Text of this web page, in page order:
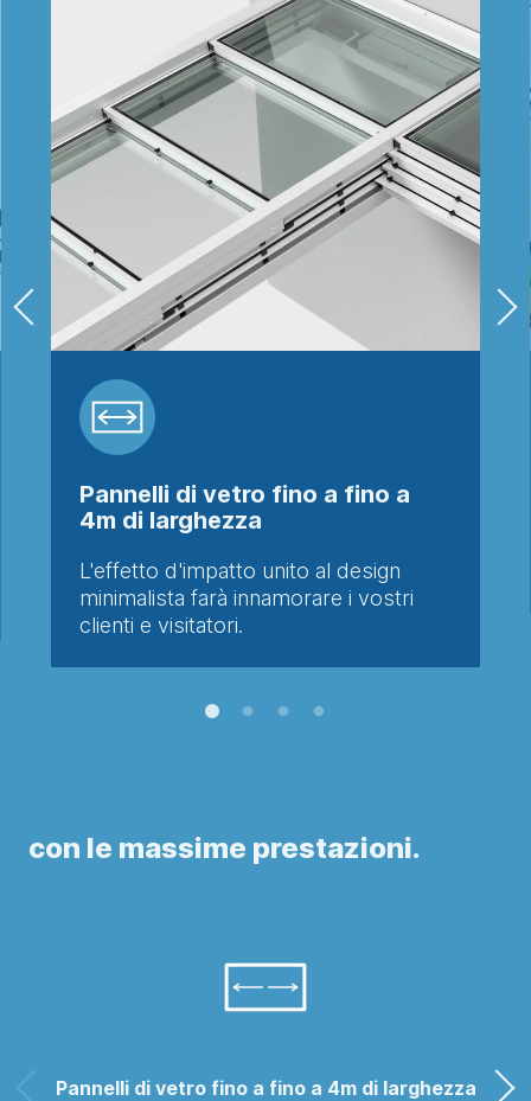
Pannelli di vetro fino a fino a
4m di larghezza
L'effetto d'impatto unito al design
minimalista farà innamorare i vostri
clienti e visitatori.
con le massime prestazioni.
Pannelli di vetro fino a fino a 4m di larghezza